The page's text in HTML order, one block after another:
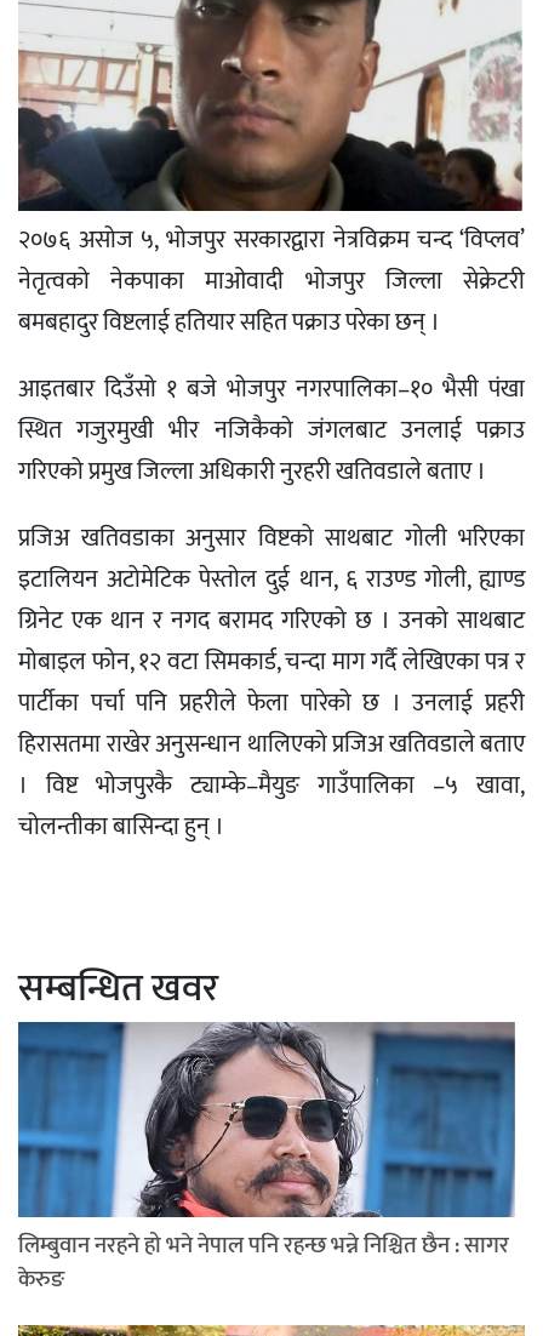
२०७६ असोज ५, भोजपुर सरकारद्वारा नेत्रविक्रम चन्द ‘विप्लव’
नेतृत्वको नेकपाका माओवादी भोजपुर जिल्ला सेक्रेटरी
बमबहादुर विष्टलाई हतियार सहित पक्राउ परेका छन् ।
आइतबार दिउँसो १ बजे भोजपुर नगरपालिका–१० भैसी पंखा
स्थित गजुरमुखी भीर नजिकैको जंगलबाट उनलाई पक्राउ
गरिएको प्रमुख जिल्ला अधिकारी नुरहरी खतिवडाले बताए ।
प्रजिअ खतिवडाका अनुसार विष्टको साथबाट गोली भरिएका
इटालियन अटोमेटिक पेस्तोल दुई थान, ६ राउण्ड गोली, ह्याण्ड
ग्रिनेट एक थान र नगद बरामद गरिएको छ । उनको साथबाट
मोबाइल फोन, १२ वटा सिमकार्ड, चन्दा माग गर्दै लेखिएका पत्र र
पार्टीका पर्चा पनि प्रहरीले फेला पारेको छ । उनलाई प्रहरी
हिरासतमा राखेर अनुसन्धान थालिएको प्रजिअ खतिवडाले बताए
। विष्ट भोजपुरकै ट्याम्के–मैयुङ गाउँपालिका –५ खावा,
चोलन्तीका बासिन्दा हुन् ।
सम्बन्धित खवर
लिम्बुवान नरहने हो भने नेपाल पनि रहन्छ भन्ने निश्चित छैन : सागर
केरुङ